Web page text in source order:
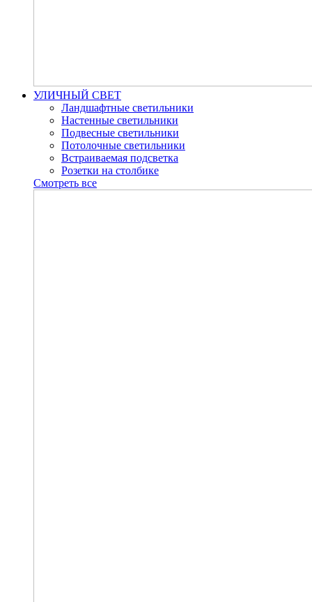
УЛИЧНЫЙ СВЕТ
Ландшафтные светильники
Настенные светильники
Подвесные светильники
Потолочные светильники
Встраиваемая подсветка
Розетки на столбике
Смотреть все